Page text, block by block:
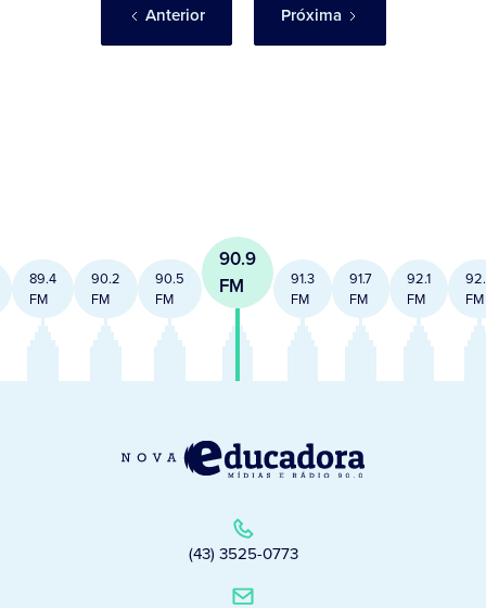
Anterior Próxima
89.4
FM
90.2
FM
90.5
FM
90.9
FM
91.3
FM
91.7
FM
92.1
FM
FM
(43) 3525-0773